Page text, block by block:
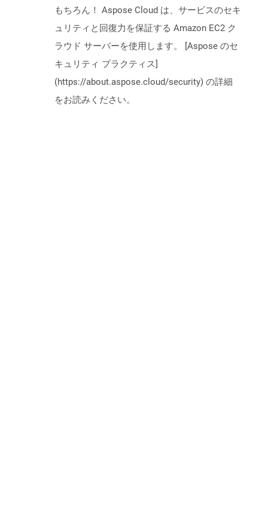
もちろん！ Aspose Cloud は、サービスのセキ
ュリティと回復力を保証する Amazon EC2 ク
ラウド サーバーを使用します。 [Aspose のセ
キュリティ プラクティス]
(https://about.aspose.cloud/security) の詳細
をお読みください。